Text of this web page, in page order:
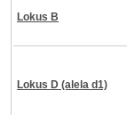
Lokus B
Lokus D (alela d1)